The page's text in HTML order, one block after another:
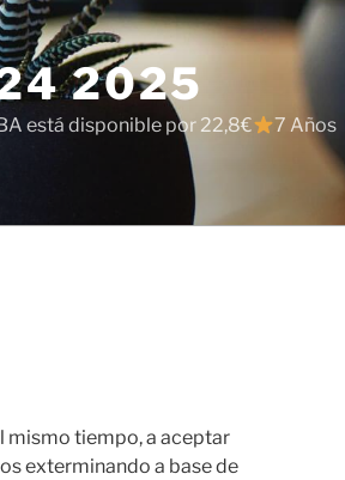
2025
está disponible por 22,8€
7 Años
mismo tiempo, a aceptar
exterminando a base de